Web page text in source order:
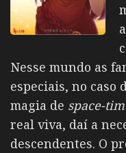
Nesse mundo as
especiais, no caso
magia de space-
real viva, daí a
descendentes. O